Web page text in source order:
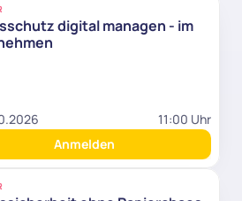
digital managen - im
11:00 Uhr
Anmelden